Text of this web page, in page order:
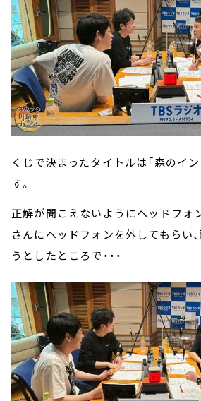
くじで決まったタイトルは「森のイ
す。
正解が聞こえないようにヘッドフォ
さんにヘッドフォンを外してもらい
うとしたところで・・・